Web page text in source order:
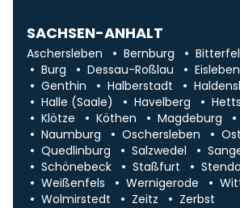
SACHSEN-ANHALT
Aschersleben Bernburg
Burg
Dessau-Roßlau Eisleben
Genthin
Halberstadt
Halle (Saale)
Havelberg
Klötze
Köthen Magdeburg
Naumburg
Oschersleben
Quedlinburg
Salzwedel
Schönebeck
Staßfurt
Weißenfels
Wernigerode
Wolmirstedt
Zeitz Zerbst